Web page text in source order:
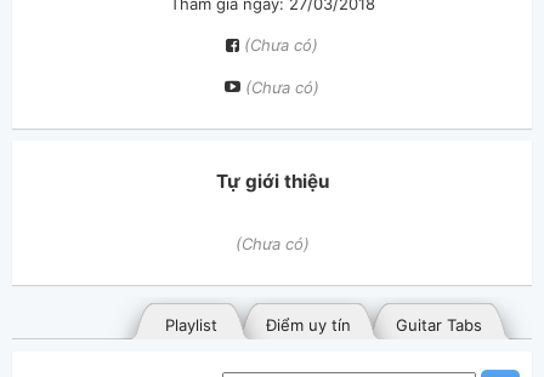
(Chưa có)
(Chưa có)
Tự giới thiệu
(Chưa có)
Guitar Tabs
Điểm uy tín
Playlist